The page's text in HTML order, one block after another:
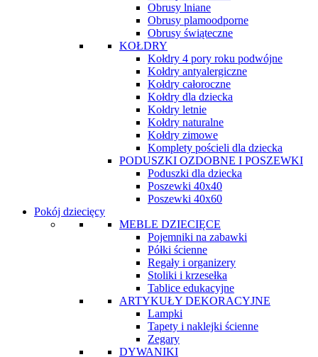
Obrusy lniane
Obrusy plamoodporne
Obrusy świąteczne
KOŁDRY
Kołdry 4 pory roku podwójne
Kołdry antyalergiczne
Kołdry całoroczne
Kołdry dla dziecka
Kołdry letnie
Kołdry naturalne
Kołdry zimowe
Komplety pościeli dla dziecka
PODUSZKI OZDOBNE I POSZEWKI
Poduszki dla dziecka
Poszewki 40x40
Poszewki 40x60
Pokój dziecięcy
MEBLE DZIECIĘCE
Pojemniki na zabawki
Półki ścienne
Regały i organizery
Stoliki i krzesełka
Tablice edukacyjne
ARTYKUŁY DEKORACYJNE
Lampki
Tapety i naklejki ścienne
Zegary
DYWANIKI